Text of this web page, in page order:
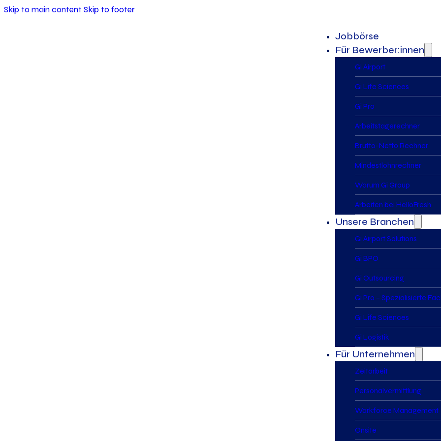
Skip to main content Skip to footer
Jobbörse
Für Bewerber:innen
Gi Airport
Gi Life Sciences
Gi Pro
Arbeitstagerechner
Brutto-Netto Rechner
Mindestlohnrechner
Warum Gi Group
Arbeiten bei HelloFresh
Unsere Branchen
Gi Airport Solutions
Gi BPO
Gi Outsourcing
Gi Pro – Spezialisierte
Gi Life Sciences
Gi Logistik
Für Unternehmen
Zeitarbeit
Personalvermittlung
Workforce Management
Onsite